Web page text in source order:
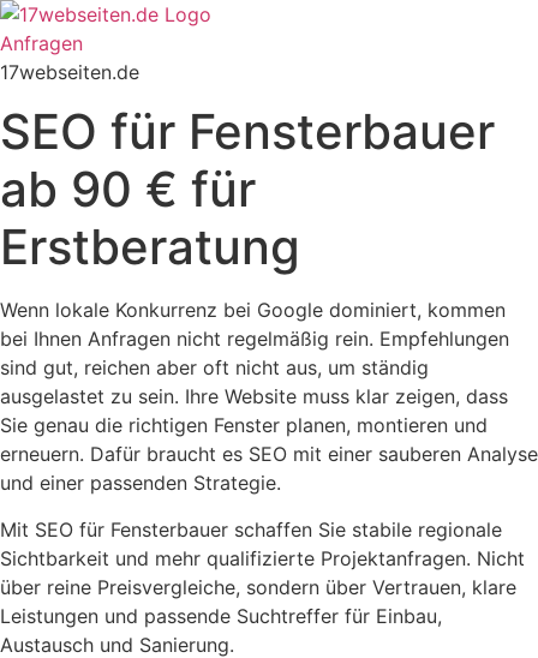
Zum
Inhalt
springen
Anfragen
17webseiten.de
SEO für Fensterbauer
ab 90 € für
Erstberatung
Wenn lokale Konkurrenz bei Google dominiert, kommen
bei Ihnen Anfragen nicht regelmäßig rein. Empfehlungen
sind gut, reichen aber oft nicht aus, um ständig
ausgelastet zu sein. Ihre Website muss klar zeigen, dass
Sie genau die richtigen Fenster planen, montieren und
erneuern. Dafür braucht es SEO mit einer sauberen Analyse
und einer passenden Strategie.
Mit SEO für Fensterbauer schaffen Sie stabile regionale
Sichtbarkeit und mehr qualifizierte Projektanfragen. Nicht
über reine Preisvergleiche, sondern über Vertrauen, klare
Leistungen und passende Suchtreffer für Einbau,
Austausch und Sanierung.